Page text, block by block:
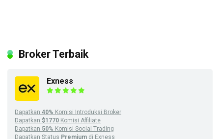
Broker Terbaik
Exness
Dapatkan 40% Komisi Introduksi Broker
Dapatkan $1770 Komisi Affiliate
Dapatkan 50% Komisi Social Trading
Dapatkan Status Premium di Exness